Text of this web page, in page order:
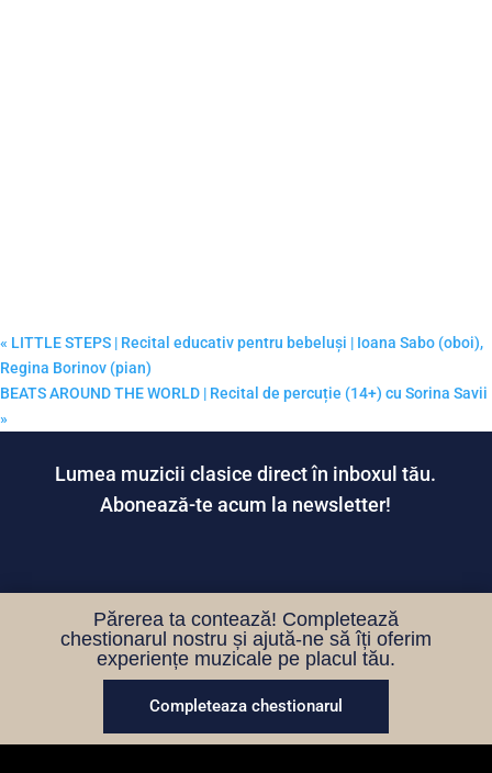
« LITTLE STEPS | Recital educativ pentru bebeluși | Ioana Sabo (oboi),
Regina Borinov (pian)
BEATS AROUND THE WORLD | Recital de percuție (14+) cu Sorina Savii
»
Lumea muzicii clasice direct în inboxul tău.
Abonează-te acum la newsletter!
Părerea ta contează! Completează
chestionarul nostru și ajută-ne să îți oferim
experiențe muzicale pe placul tău.
Completeaza chestionarul